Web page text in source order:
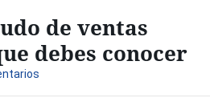
de ventas
debes conocer